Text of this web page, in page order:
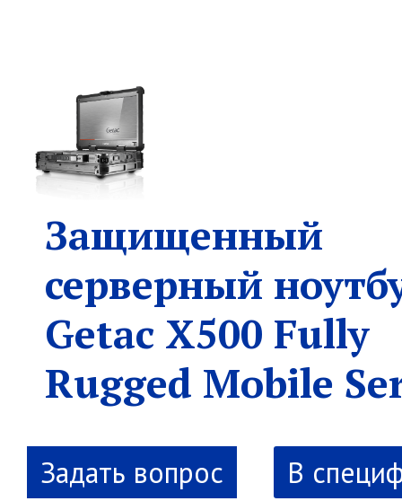
Защищенный
серверный
Getac X500 Fully
Rugged Mobile
В